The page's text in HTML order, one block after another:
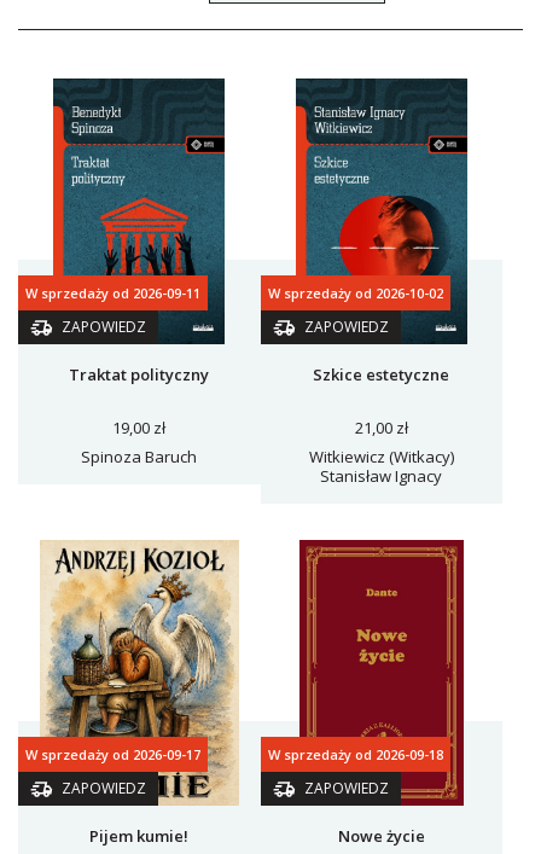
ZAPOWIEDZ
W sprzedaży od 2026-09-11
Traktat polityczny
19,00 zł
Spinoza Baruch
ZAPOWIEDZ
W sprzedaży od 2026-10-02
Szkice estetyczne
21,00 zł
Witkiewicz (Witkacy)
Stanisław Ignacy
ZAPOWIEDZ
W sprzedaży od 2026-09-17
Pijem kumie!
ZAPOWIEDZ
W sprzedaży od 2026-09-18
Nowe życie